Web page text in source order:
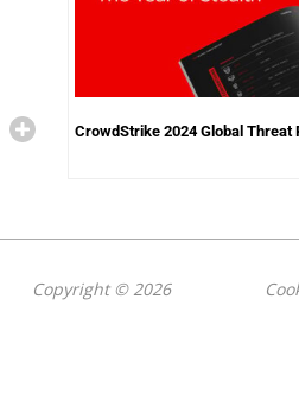
CrowdStrike 2024 Global Threat
Copyright © 2026